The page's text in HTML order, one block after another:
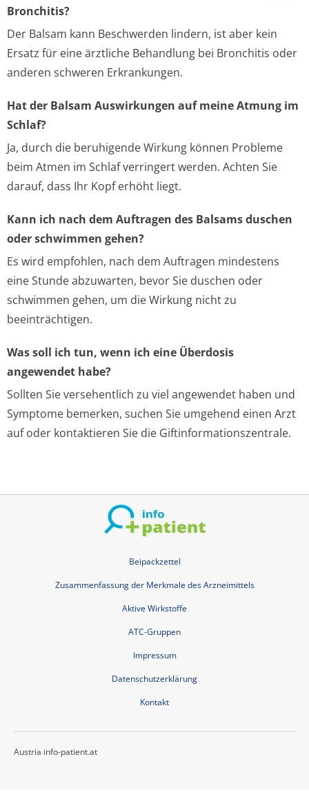
Bronchitis?
Der Balsam kann Beschwerden lindern, ist aber kein
Ersatz für eine ärztliche Behandlung bei Bronchitis oder
anderen schweren Erkrankungen.
Hat der Balsam Auswirkungen auf meine Atmung im
Schlaf?
Ja, durch die beruhigende Wirkung können Probleme
beim Atmen im Schlaf verringert werden. Achten Sie
darauf, dass Ihr Kopf erhöht liegt.
Kann ich nach dem Auftragen des Balsams duschen
oder schwimmen gehen?
Es wird empfohlen, nach dem Auftragen mindestens
eine Stunde abzuwarten, bevor Sie duschen oder
schwimmen gehen, um die Wirkung nicht zu
beeinträchtigen.
Was soll ich tun, wenn ich eine Überdosis
angewendet habe?
Sollten Sie versehentlich zu viel angewendet haben und
Symptome bemerken, suchen Sie umgehend einen Arzt
auf oder kontaktieren Sie die Giftinformationszentrale.
Beipackzettel
Zusammenfassung der Merkmale des Arzneimittels
Aktive Wirkstoffe
ATC-Gruppen
Impressum
Datenschutzerklärung
Kontakt
Austria info-patient.at